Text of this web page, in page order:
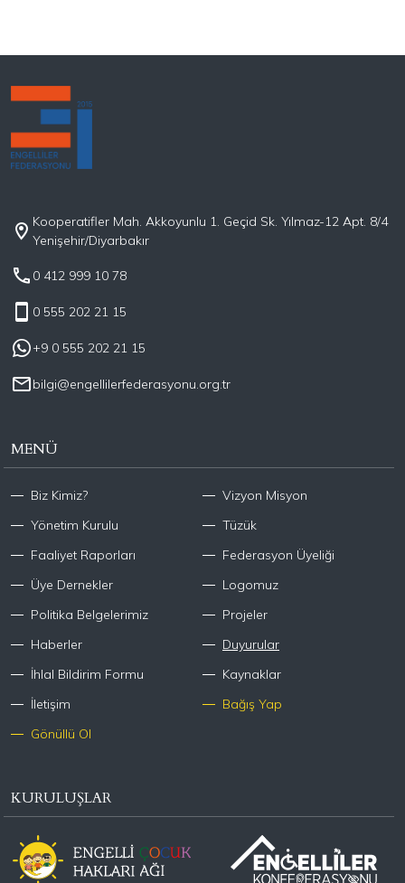
Kooperatifler Mah. Akkoyunlu 1. Geçid Sk. Yılmaz-12 Apt. 8/4
Yenişehir/Diyarbakır
0 412 999 10 78
0 555 202 21 15
+9 0 555 202 21 15
bilgi@engellilerfederasyonu.org.tr
MENÜ
Biz Kimiz?
Vizyon Misyon
Yönetim Kurulu
Tüzük
Faaliyet Raporları
Federasyon Üyeliği
Üye Dernekler
Logomuz
Politika Belgelerimiz
Projeler
Haberler
Duyurular
İhlal Bildirim Formu
Kaynaklar
İletişim
Bağış Yap
Gönüllü Ol
KURULUŞLAR